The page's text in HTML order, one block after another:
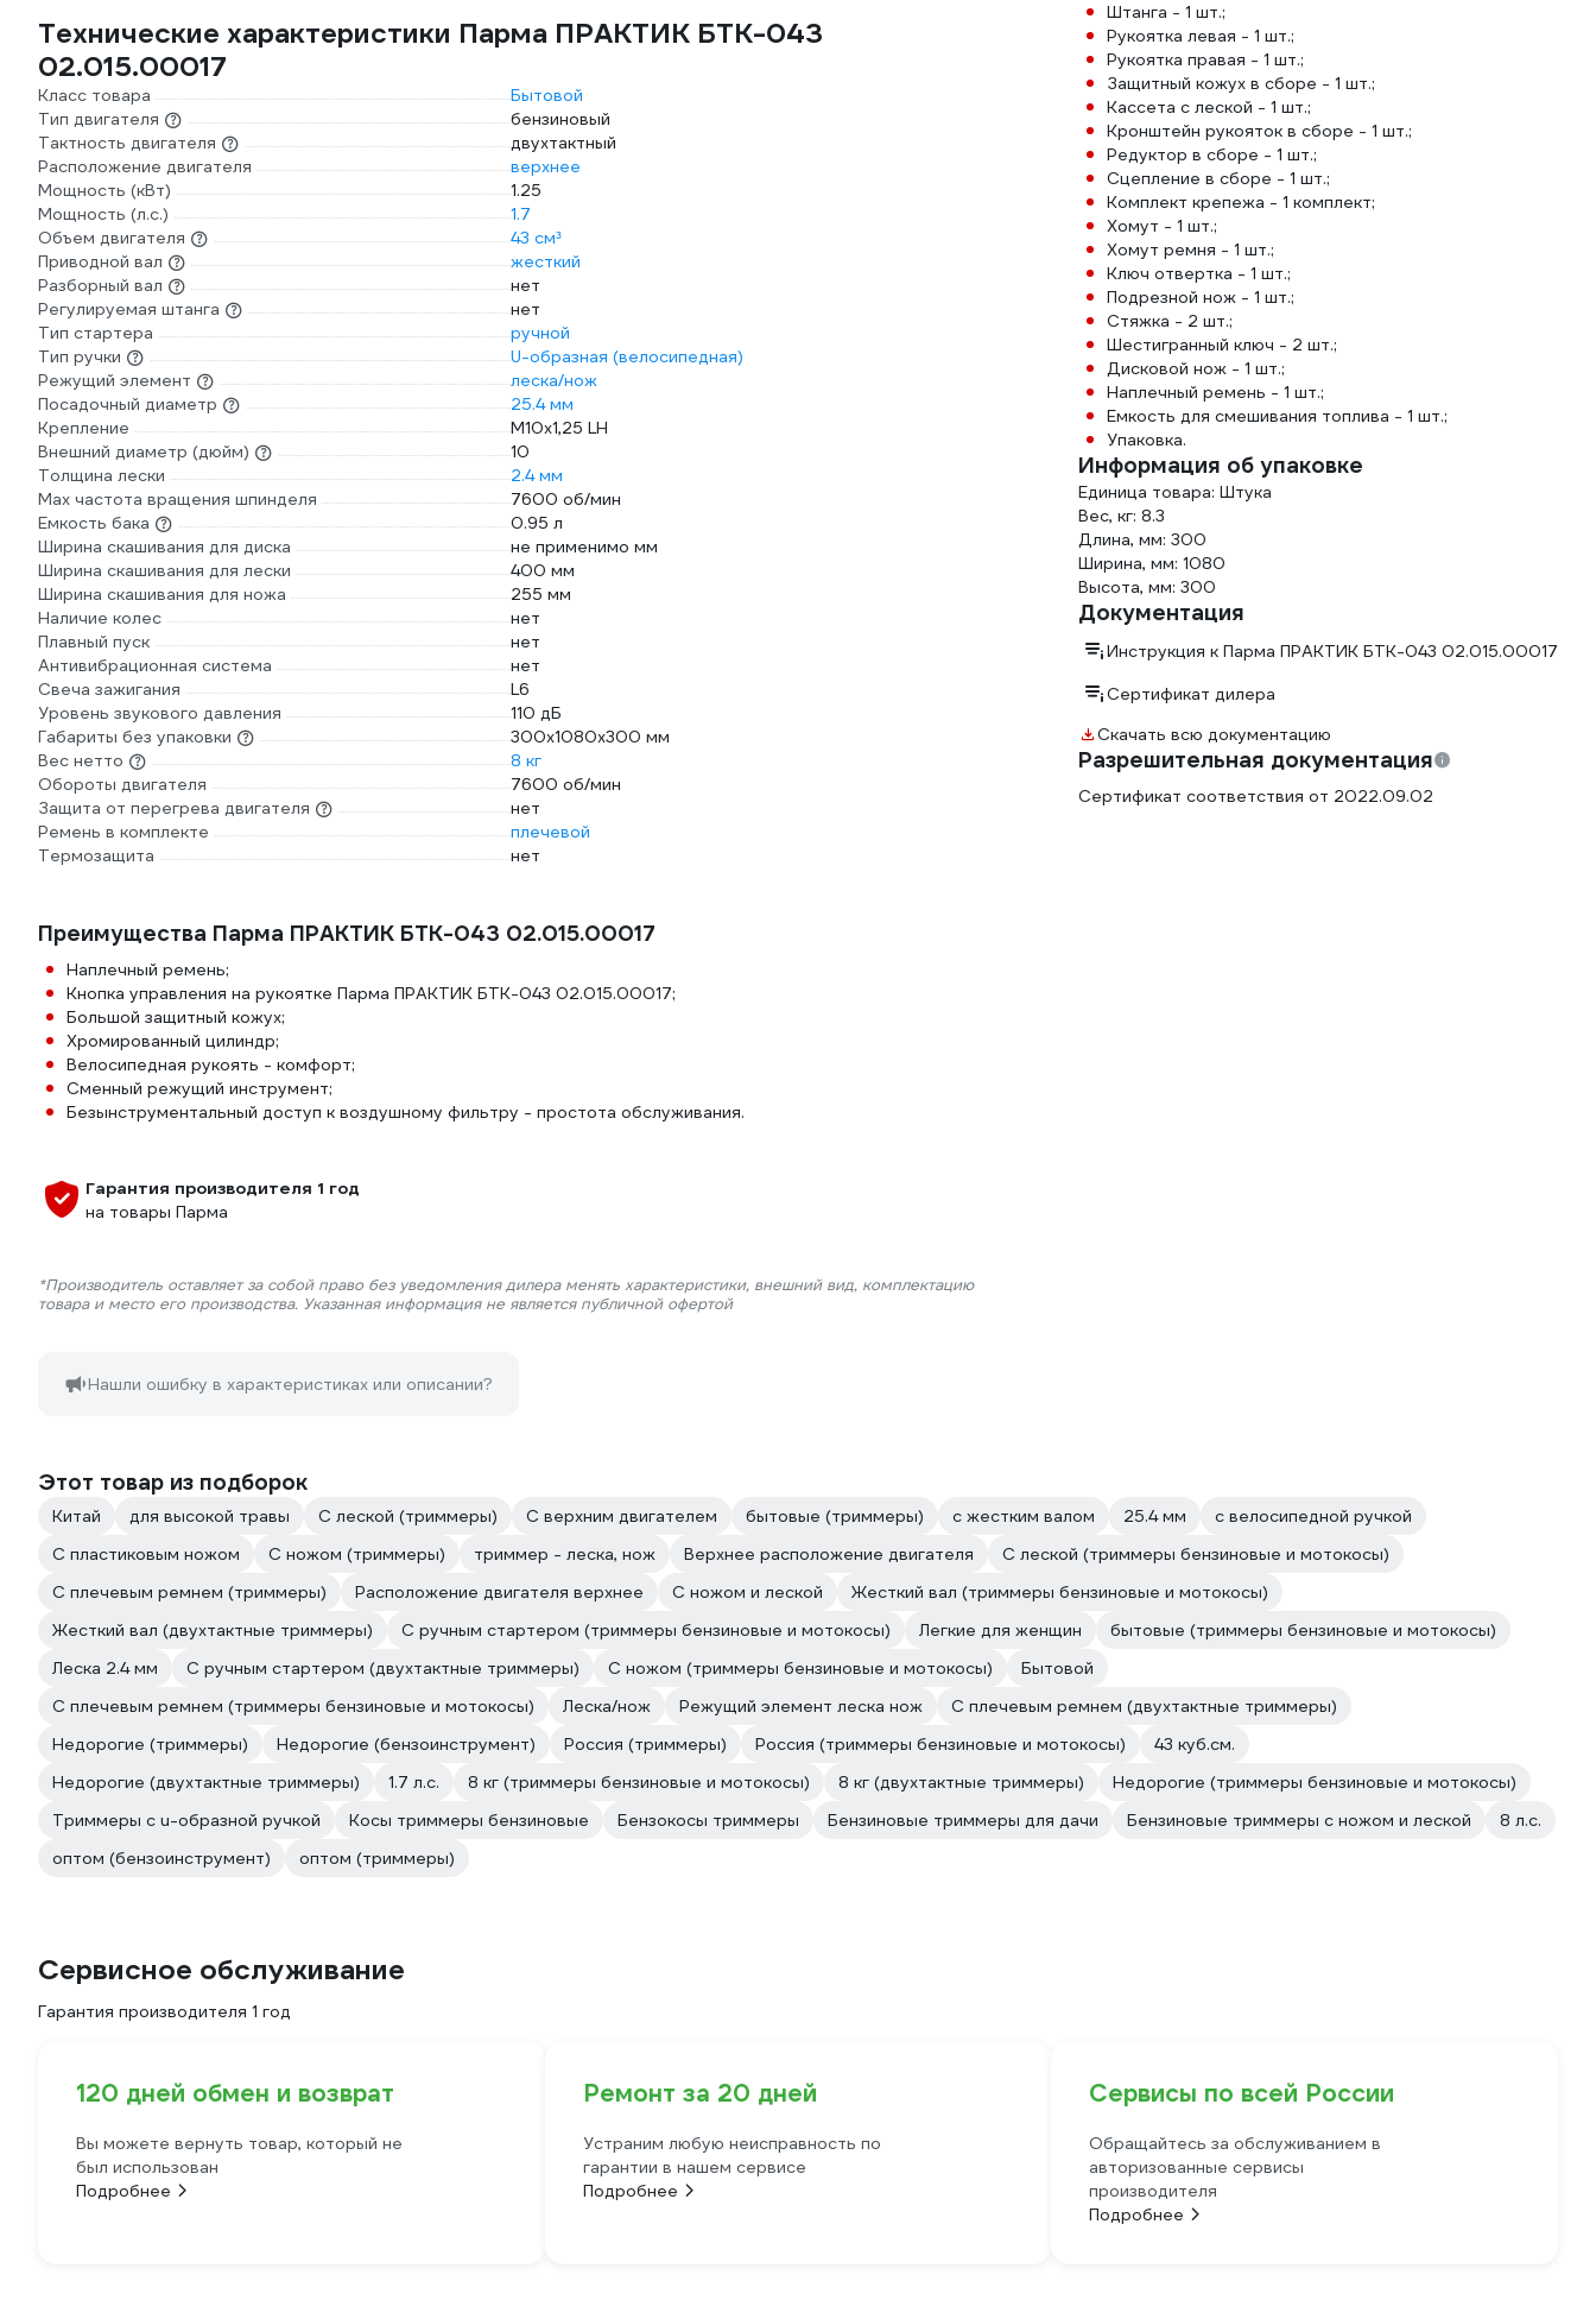
Технические характеристики Парма ПРАКТИК БТК-043
02.015.00017
Класс товара
Бытовой
Тип двигателя
бензиновый
Тактность двигателя
двухтактный
Расположение двигателя
верхнее
Мощность (кВт)
1.25
Мощность (л.с.)
1.7
Объем двигателя
43 см³
Приводной вал
жесткий
Разборный вал
нет
Регулируемая штанга
нет
Тип стартера
ручной
Тип ручки
U-образная (велосипедная)
Режущий элемент
леска/нож
Посадочный диаметр
25.4 мм
Крепление
М10х1,25 LH
Внешний диаметр (дюйм)
10
Толщина лески
2.4 мм
Max частота вращения шпинделя
7600 об/мин
Емкость бака
0.95 л
Ширина скашивания для диска
не применимо мм
Ширина скашивания для лески
400 мм
Ширина скашивания для ножа
255 мм
Наличие колес
нет
Плавный пуск
нет
Антивибрационная система
нет
Свеча зажигания
L6
Уровень звукового давления
110 дБ
Габариты без упаковки
300х1080х300 мм
Вес нетто
8 кг
Обороты двигателя
7600 об/мин
Защита от перегрева двигателя
нет
Ремень в комплекте
плечевой
Термозащита
нет
Преимущества Парма ПРАКТИК БТК-043 02.015.00017
Наплечный ремень;
Кнопка управления на рукоятке Парма ПРАКТИК БТК-043 02.015.00017;
Большой защитный кожух;
Хромированный цилиндр;
Велосипедная рукоять - комфорт;
Сменный режущий инструмент;
Безынструментальный доступ к воздушному фильтру - простота обслуживания.
Гарантия производителя 1 год
на товары Парма
*Производитель оставляет за собой право без уведомления дилера менять характеристики, внешний вид, комплектацию
товара и место его производства. Указанная информация не является публичной офертой
Нашли ошибку в характеристиках или описании?
Штанга - 1 шт.;
Рукоятка левая - 1 шт.;
Рукоятка правая - 1 шт.;
Защитный кожух в сборе - 1 шт.;
Кассета с леской - 1 шт.;
Кронштейн рукояток в сборе - 1 шт.;
Редуктор в сборе - 1 шт.;
Сцепление в сборе - 1 шт.;
Комплект крепежа - 1 комплект;
Хомут - 1 шт.;
Хомут ремня - 1 шт.;
Ключ отвертка - 1 шт.;
Подрезной нож - 1 шт.;
Стяжка - 2 шт.;
Шестигранный ключ - 2 шт.;
Дисковой нож - 1 шт.;
Наплечный ремень - 1 шт.;
Емкость для смешивания топлива - 1 шт.;
Упаковка.
Информация об упаковке
Единица товара: Штука
Вес, кг: 8.3
Длина, мм: 300
Ширина, мм: 1080
Высота, мм: 300
Документация
Инструкция к Парма ПРАКТИК БТК-043 02.015.00017
Сертификат дилера
Скачать всю документацию
Разрешительная документация
Сертификат соответствия от 2022.09.02
Этот товар из подборок
Китай для высокой травы С леской (триммеры) С верхним двигателем бытовые (триммеры) с жестким валом 25.4 мм
с велосипедной ручкой
С пластиковым ножом
С ножом (триммеры) триммер - леска, нож Верхнее расположение двигателя
С леской (триммеры бензиновые и мотокосы)
С плечевым ремнем (триммеры)
Расположение двигателя верхнее С ножом и леской
Жесткий вал (триммеры бензиновые и мотокосы)
Жесткий вал (двухтактные триммеры)
С ручным стартером (триммеры бензиновые и мотокосы) Легкие для женщин
бытовые (триммеры бензиновые и мотокосы)
Леска 2.4 мм
С ручным стартером (двухтактные триммеры) С ножом (триммеры бензиновые и мотокосы)
Бытовой
С плечевым ремнем (триммеры бензиновые и мотокосы)
Леска/нож Режущий элемент леска нож
С плечевым ремнем (двухтактные триммеры)
Недорогие (триммеры)
Недорогие (бензоинструмент) Россия (триммеры) Россия (триммеры бензиновые и мотокосы)
43 куб.см.
Недорогие (двухтактные триммеры)
1.7 л.с. 8 кг (триммеры бензиновые и мотокосы) 8 кг (двухтактные триммеры)
Недорогие (триммеры бензиновые и мотокосы)
Триммеры с u-образной ручкой
Косы триммеры бензиновые Бензокосы триммеры Бензиновые триммеры для дачи Бензиновые триммеры с ножом и леской
8 л.с.
оптом (бензоинструмент)
оптом (триммеры)
Сервисное обслуживание
Гарантия производителя 1 год
120 дней обмен и возврат
Вы можете вернуть товар, который не
был использован
Подробнее
Ремонт за 20 дней
Устраним любую неисправность по
гарантии в нашем сервисе
Подробнее
Сервисы по всей России
Обращайтесь за обслуживанием в
авторизованные сервисы
производителя
Подробнее